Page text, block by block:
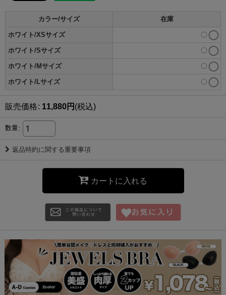
カラー/サイズ 在庫
ホワイト/XSサイズ 〇
ホワイト/Sサイズ 〇
ホワイト/Mサイズ 〇
ホワイト/Lサイズ 〇
販売価格: 11,880円 (税込)
数量:
返品特約に関する重要事項
カートに入れる